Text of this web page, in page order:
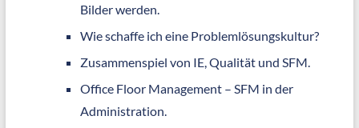
Bilder werden.
Wie schaffe ich eine Problemlösungskultur?
Zusammenspiel von IE, Qualität und SFM.
Office Floor Management – SFM in der
Administration.